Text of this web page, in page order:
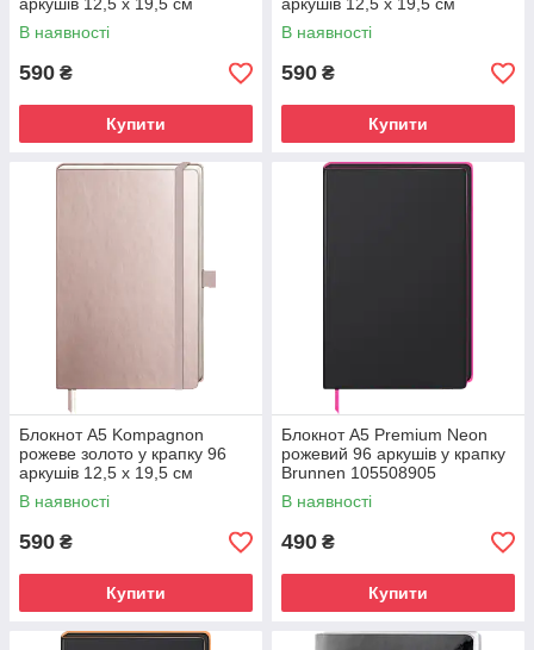
Brunnen 105554891
В наявності
590 ₴
Купити
Brunnen 105554892
В наявності
590 ₴
Купити
Блокнот А5 Kompagnon
рожеве золото у крапку 96
аркушів 12,5 х 19,5 см
Brunnen 105554893
В наявності
590 ₴
Купити
Блокнот А5 Premium Neon
рожевий 96 аркушів у крапку
Brunnen 105508905
В наявності
490 ₴
Купити